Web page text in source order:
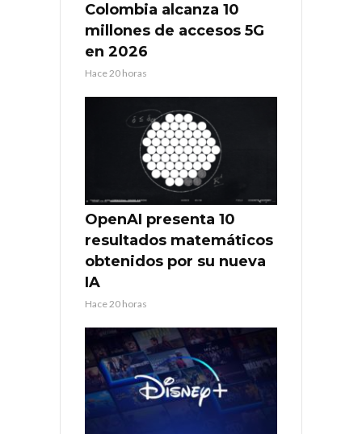
Colombia alcanza 10
millones de accesos 5G
en 2026
Hace 20 horas
OpenAI presenta 10
resultados matemáticos
obtenidos por su nueva
IA
Hace 20 horas